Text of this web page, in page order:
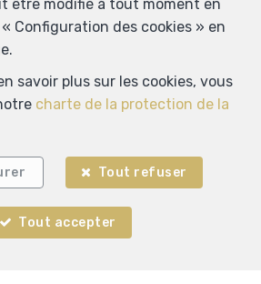
être modifié à tout moment en
Configuration des cookies » en
savoir plus sur les cookies, vous
charte de la protection de la
Tout refuser
Tout accepter